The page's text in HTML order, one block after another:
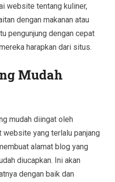
website tentang kuliner,
dengan makanan atau
pengunjung dengan cepat
harapkan dari situs.
Mudah
mudah diingat oleh
website yang terlalu panjang
alamat blog yang
diucapkan. Ini akan
dengan baik dan